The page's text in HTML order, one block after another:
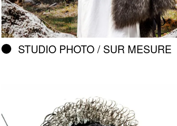
STUDIO PHOTO / SUR MESURE